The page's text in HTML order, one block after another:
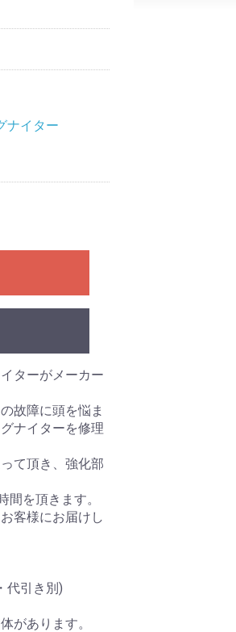
ナイター
ターがメーカー
故障に頭を悩ま
ナイターを修理
て頂き、強化部
間を頂きます。
客様にお届けし
代引き別)
があります。